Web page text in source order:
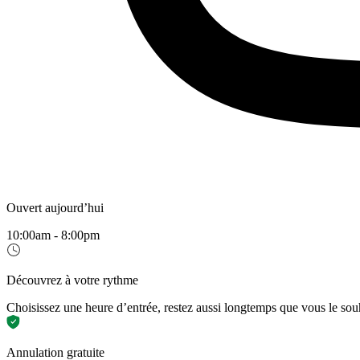
Ouvert aujourd’hui
10:00am - 8:00pm
Découvrez à votre rythme
Choisissez une heure d’entrée, restez aussi longtemps que vous le
Annulation gratuite